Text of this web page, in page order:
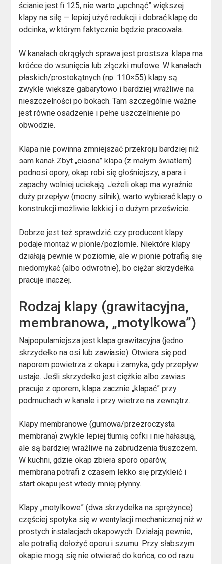
ścianie jest fi 125, nie warto „upchnąć” większej
klapy na siłę — lepiej użyć redukcji i dobrać klapę do
odcinka, w którym faktycznie będzie pracowała.
W kanałach okrągłych sprawa jest prostsza: klapa ma
króćce do wsunięcia lub złączki mufowe. W kanałach
płaskich/prostokątnych (np. 110×55) klapy są
zwykle większe gabarytowo i bardziej wrażliwe na
nieszczelności po bokach. Tam szczególnie ważne
jest równe osadzenie i pełne uszczelnienie po
obwodzie.
Klapa nie powinna zmniejszać przekroju bardziej niż
sam kanał. Zbyt „ciasna” klapa (z małym światłem)
podnosi opory, okap robi się głośniejszy, a para i
zapachy wolniej uciekają. Jeżeli okap ma wyraźnie
duży przepływ (mocny silnik), warto wybierać klapy o
konstrukcji możliwie lekkiej i o dużym prześwicie.
Dobrze jest też sprawdzić, czy producent klapy
podaje montaż w pionie/poziomie. Niektóre klapy
działają pewnie w poziomie, ale w pionie potrafią się
niedomykać (albo odwrotnie), bo ciężar skrzydełka
pracuje inaczej.
Rodzaj klapy (grawitacyjna,
membranowa, „motylkowa”)
Najpopularniejsza jest klapa grawitacyjna (jedno
skrzydełko na osi lub zawiasie). Otwiera się pod
naporem powietrza z okapu i zamyka, gdy przepływ
ustaje. Jeśli skrzydełko jest ciężkie albo zawias
pracuje z oporem, klapa zacznie „klapać” przy
podmuchach w kanale i przy wietrze na zewnątrz.
Klapy membranowe (gumowa/przezroczysta
membrana) zwykle lepiej tłumią cofki i nie hałasują,
ale są bardziej wrażliwe na zabrudzenia tłuszczem.
W kuchni, gdzie okap zbiera sporo oparów,
membrana potrafi z czasem lekko się przykleić i
start okapu jest wtedy mniej płynny.
Klapy „motylkowe” (dwa skrzydełka na sprężynce)
częściej spotyka się w wentylacji mechanicznej niż w
prostych instalacjach okapowych. Działają pewnie,
ale potrafią dołożyć oporu i szumu. Przy słabszym
okapie mogą się nie otwierać do końca, co od razu